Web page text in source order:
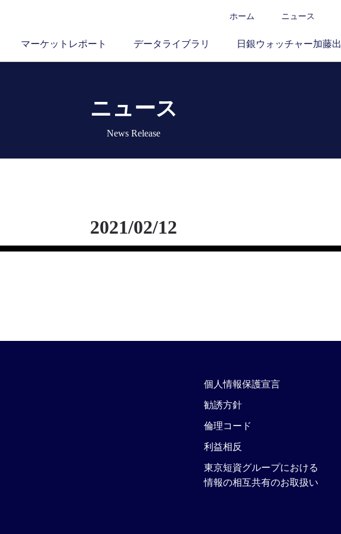
ホーム ニュース
マーケットレポート データライブラリ 日銀ウォッチャー加藤出
ニュース
News Release
2021/02/12
個人情報保護宣言
勧誘方針
倫理コード
利益相反
東京短資グループにおける
情報の相互共有のお取扱い